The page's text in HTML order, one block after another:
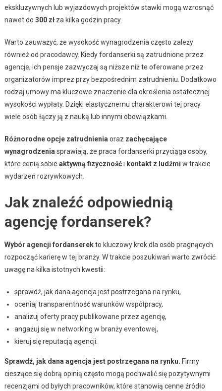
ekskluzywnych lub wyjazdowych projektów stawki mogą wzrosnąć
nawet do 300 złza kilka godzin pracy.
Warto zauważyć, że wysokość wynagrodzenia często zależy
również od pracodawcy. Kiedy fordanserki są zatrudnione przez
agencje, ich pensje zazwyczaj są niższe niż te oferowane przez
organizatorów imprez przy bezpośrednim zatrudnieniu. Dodatkowo
rodzaj umowy ma kluczowe znaczenie dla określenia ostatecznej
wysokości wypłaty. Dzięki elastycznemu charakterowi tej pracy
wiele osób łączy ją z nauką lub innymi obowiązkami.
Różnorodne opcje zatrudnieniaoraz zachęcające
wynagrodzeniasprawiają, że praca fordanserki przyciąga osoby,
które cenią sobie aktywną fizycznośći kontakt z ludźmi w trakcie
wydarzeń rozrywkowych.
Jak znaleźć odpowiednią
agencję fordanserek?
Wybór agencji fordanserekto kluczowy krok dla osób pragnących
rozpocząć karierę w tej branży. W trakcie poszukiwań warto zwrócić
uwagę na kilka istotnych kwestii:
sprawdź, jak dana agencja jest postrzegana na rynku,
oceniaj transparentność warunków współpracy,
analizuj oferty pracy publikowane przez agencję,
angażuj się w networking w branży eventowej,
kieruj się reputacją agencji.
Sprawdź, jak dana agencja jest postrzegana na rynku. Firmy
cieszące się dobrą opinią często mogą pochwalić się pozytywnymi
recenzjami od byłych pracowników, które stanowią cenne źródło